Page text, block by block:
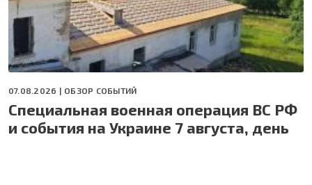
07.08.2026 | ОБЗОР СОБЫТИЙ
Специальная военная операция ВС РФ
и события на Украине 7 августа, день